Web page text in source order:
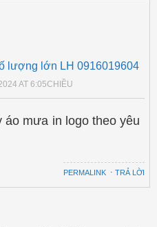
lượng lớn LH 0916019604
AT 6:05CHIỀU
mưa in logo theo yêu
PERMALINK ⋅TRẢ LỜI